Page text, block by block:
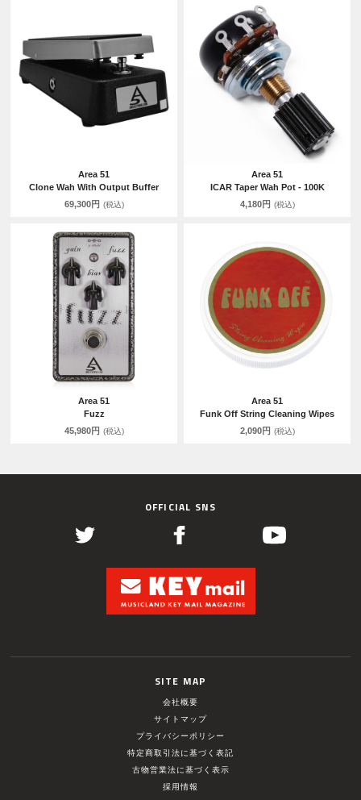
Area 51
Clone Wah With Output Buffer
69,300円 (税込)
Area 51
ICAR Taper Wah Pot - 100K
4,180円 (税込)
Area 51
Fuzz
45,980円 (税込)
Area 51
Funk Off String Cleaning Wipes
2,090円 (税込)
OFFICIAL SNS
SITE MAP
会社概要
サイトマップ
プライバシーポリシー
特定商取引法に基づく表記
古物営業法に基づく表示
採用情報